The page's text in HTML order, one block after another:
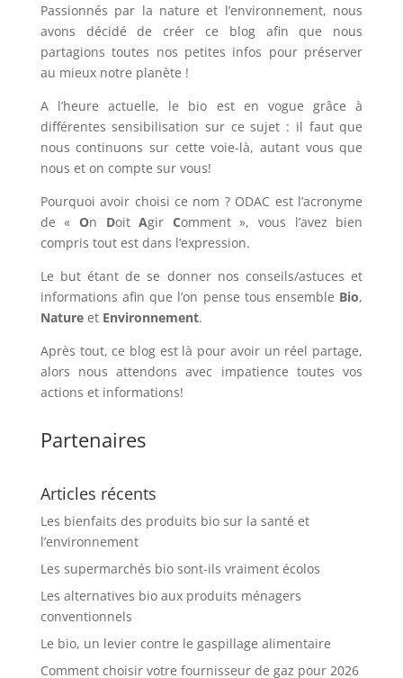
Passionnés par la nature et l’environnement, nous
avons décidé de créer ce blog afin que nous
partagions toutes nos petites infos pour préserver
au mieux notre planète !
A l’heure actuelle, le bio est en vogue grâce à
différentes sensibilisation sur ce sujet : il faut que
nous continuons sur cette voie-là, autant vous que
nous et on compte sur vous!
Pourquoi avoir choisi ce nom ? ODAC est l’acronyme
de « On DoitAgir Comment », vous l’avez bien
compris tout est dans l’expression.
Le but étant de se donner nos conseils/astuces et
informations afin que l’on pense tous ensemble Bio,
Natureet Environnement.
Après tout, ce blog est là pour avoir un réel partage,
alors nous attendons avec impatience toutes vos
actions et informations!
Partenaires
Articles récents
Les bienfaits des produits bio sur la santé et
l’environnement
Les supermarchés bio sont-ils vraiment écolos
Les alternatives bio aux produits ménagers
conventionnels
Le bio, un levier contre le gaspillage alimentaire
Comment choisir votre fournisseur de gaz pour 2026